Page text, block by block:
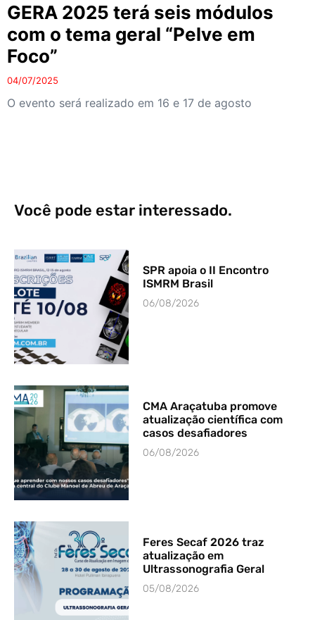
GERA 2025 terá seis módulos
com o tema geral “Pelve em
Foco”
04/07/2025
O evento será realizado em 16 e 17 de agosto
Você pode estar interessado.
SPR apoia o II Encontro
ISMRM Brasil
06/08/2026
CMA Araçatuba promove
atualização científica com
casos desafiadores
06/08/2026
Feres Secaf 2026 traz
atualização em
Ultrassonografia Geral
05/08/2026